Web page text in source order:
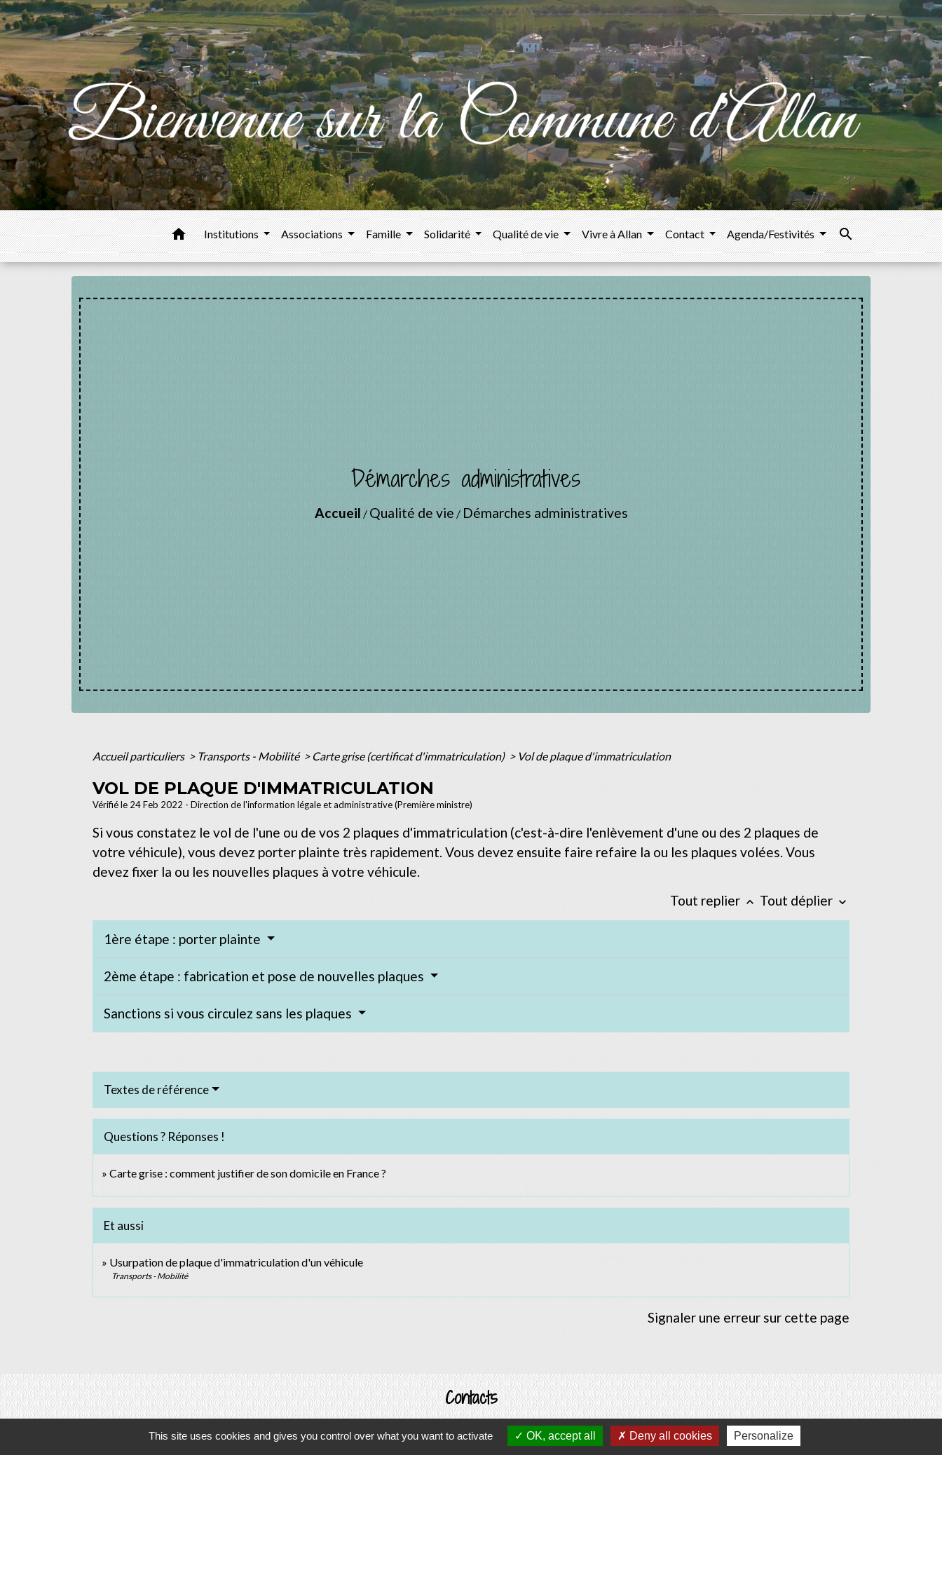
home Institutions Associations Famille Solidarité Qualité de vie Vivre à Allan Contact Agenda/Festivités search
Démarches administratives
Accueil / Qualité de vie / Démarches administratives
Accueil particuliers > Transports - Mobilité > Carte grise (certificat d'immatriculation) > Vol de plaque d'immatriculation
VOL DE PLAQUE D'IMMATRICULATION
Vérifié le 24 Feb 2022 - Direction de l'information légale et administrative (Première ministre)
Si vous constatez le vol de l'une ou de vos 2 plaques d'immatriculation (c'est-à-dire l'enlèvement d'une ou des 2 plaques de
votre véhicule), vous devez porter plainte très rapidement. Vous devez ensuite faire refaire la ou les plaques volées. Vous
devez fixer la ou les nouvelles plaques à votre véhicule.
Tout replier keyboard_arrow_up Tout déplier keyboard_arrow_down
1ère étape : porter plainte
2ème étape : fabrication et pose de nouvelles plaques
Sanctions si vous circulez sans les plaques
Textes de référence
Questions ? Réponses !
Carte grise : comment justifier de son domicile en France ?
Et aussi
Usurpation de plaque d'immatriculation d'un véhicule
Transports - Mobilité
Signaler une erreur sur cette page
Contacts
Commune d'Allan
Place du Champ-de-Mars
This site uses cookies and gives you control over what you want to activate OK, accept all Deny all cookies Personalize